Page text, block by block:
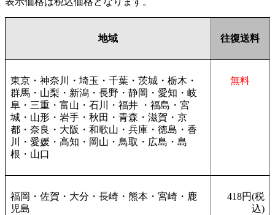
地域 往復送料
東京・神奈川・埼玉・千葉・茨城・栃木・
群馬・山梨・新潟・長野・静岡・愛知・岐
阜・三重・富山・石川・福井 ・福島・宮
城・山形・岩手・秋田・青森・滋賀・京
都・奈良・大阪・和歌山・兵庫・徳島・香
川・愛媛・高知・岡山・鳥取・広島・島
根・山口
無料
福岡・佐賀・大分・長崎・熊本・宮崎・鹿
児島
418円(税
込)